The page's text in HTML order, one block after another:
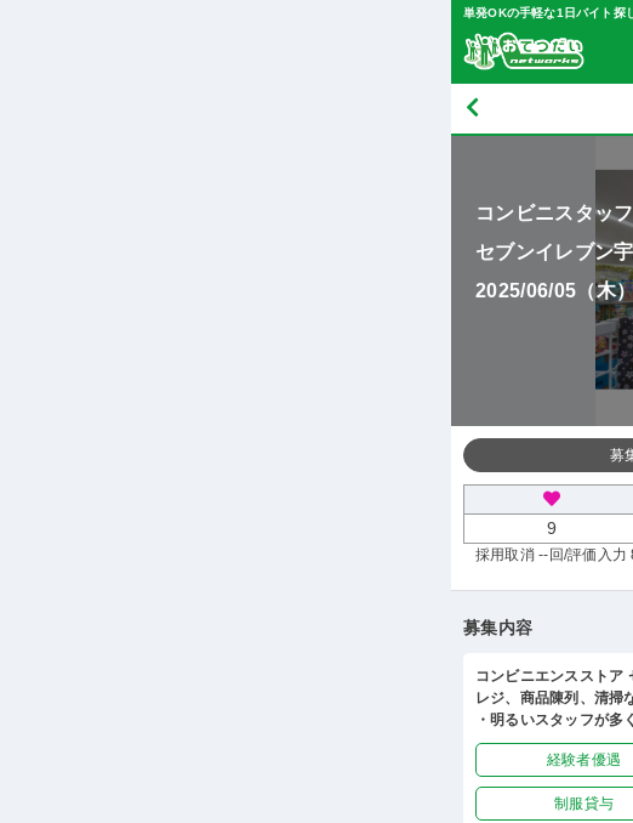
単発OKの手軽な1日バイト探
コンビニスタッフ
セブンイレブン
2025/06/05（木
募
9
採用取消 --回/評価入力
募集内容
コンビニエンスストア
レジ、商品陳列、清掃
・明るいスタッフが多
経験者優遇
制服貸与